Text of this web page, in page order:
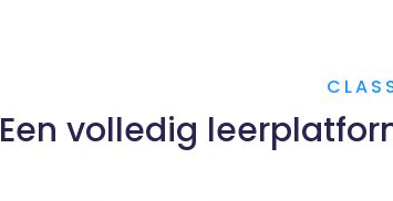
Een volledig